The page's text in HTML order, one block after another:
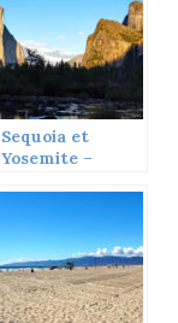
Sequoia et
Yosemite –